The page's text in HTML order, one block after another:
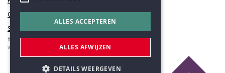
Cookiestatement
Sitemap
#codedwithlove byCodelines
webapplicaties
mobiele apps&maatwerk websites
ALLES ACCEPTEREN
ALLES AFWIJZEN
DETAILS WEERGEVEN